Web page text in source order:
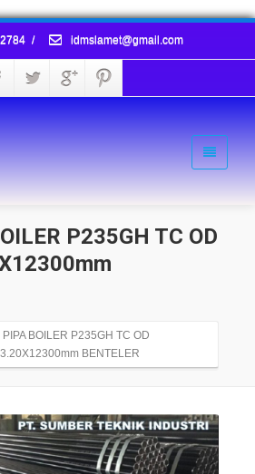
/ idmslamet@gmail.com
P235GH TC OD
PIPA BOILER P235GH TC OD
BENTELER